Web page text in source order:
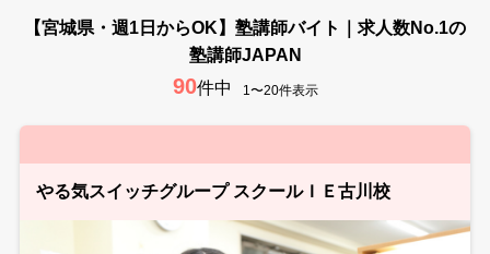
【宮城県・週1日からOK】塾講師バイト｜求人数No.1の
塾講師JAPAN
90件中 1〜20件表示
やる気スイッチグループ スクールＩＥ古川校